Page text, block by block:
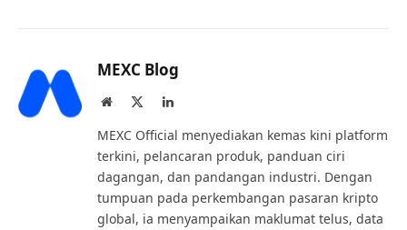
MEXC Blog
Website LinkedIn
MEXC Official menyediakan kemas kini platform
terkini, pelancaran produk, panduan ciri
dagangan, dan pandangan industri. Dengan
tumpuan pada perkembangan pasaran kripto
global, ia menyampaikan maklumat telus, data